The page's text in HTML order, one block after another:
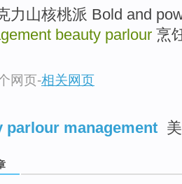
力山核桃派 Bold and
beauty parlour 烹
网页-相关网页
parlour management